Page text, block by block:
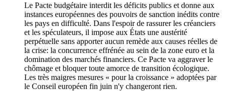
Le Pacte budgétaire interdit les déficits publics et donne aux
instances européennes des pouvoirs de sanction inédits contre
les pays en difficulté. Dans l'espoir de rassurer les créanciers
et les spéculateurs, il impose aux États une austérité
perpétuelle sans apporter aucun remède aux causes réelles de
la crise: la concurrence effrénée au sein de la zone euro et la
domination des marchés financiers. Ce Pacte va aggraver le
chômage et bloquer toute amorce de transition écologique.
Les très maigres mesures « pour la croissance » adoptées par
le Conseil européen fin juin n'y changeront rien.